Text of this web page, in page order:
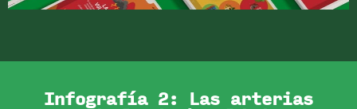
Infografía 2: Las arterias